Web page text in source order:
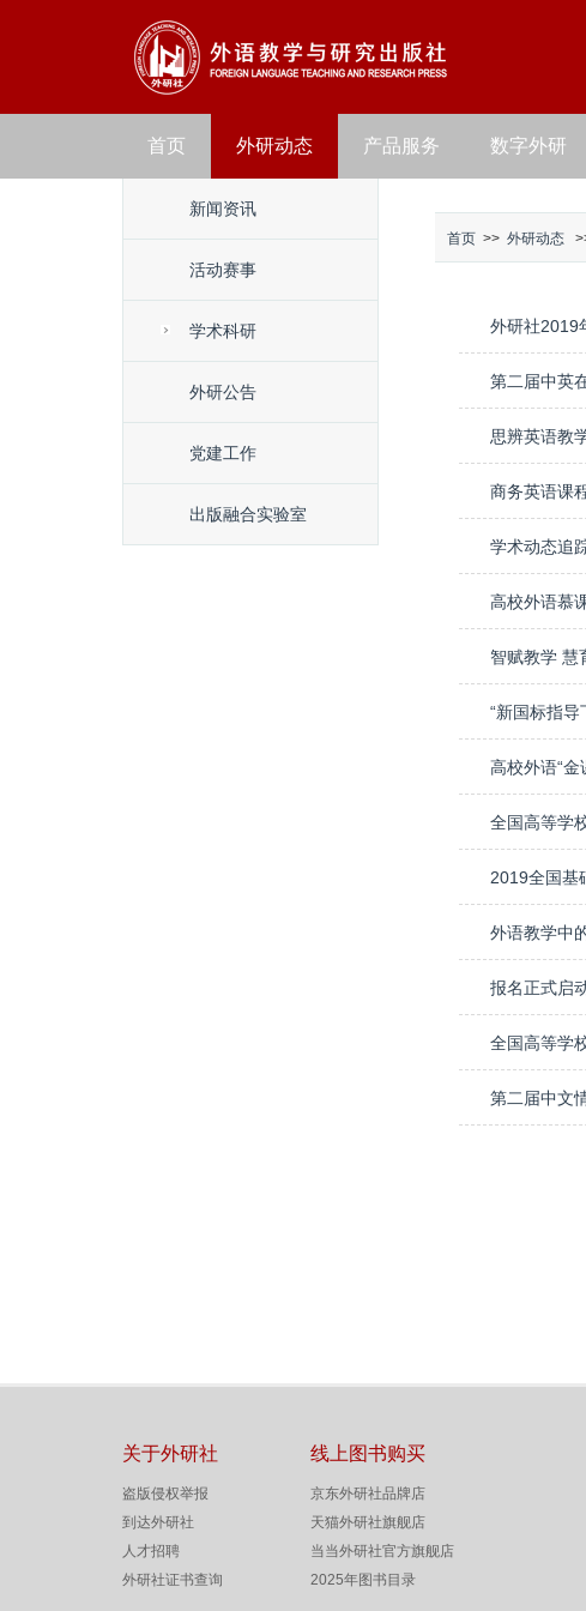
首页 外研动态 产品服务 数字外研
新闻资讯
活动赛事
学术科研
外研公告
党建工作
出版融合实验室
首页 >> 外研动态
外研社2019
第二届中英
思辨英语教
商务英语课
学术动态追
高校外语慕
智赋教学 慧
“新国标指
高校外语“
2019全国基
外语教学中
全国高等学
第二届中文
关于外研社
盗版侵权举报
到达外研社
人才招聘
外研社证书查询
线上图书购买
京东外研社品牌店
天猫外研社旗舰店
当当外研社官方旗舰店
2025年图书目录